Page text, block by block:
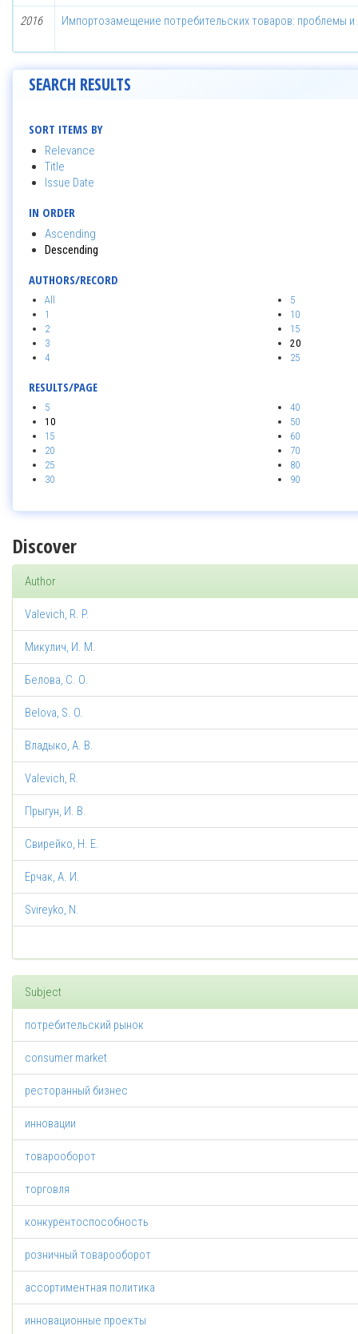
2016 Импортозамещение потребительских товаров: проблемы и
SEARCH RESULTS
SORT ITEMS BY
Relevance
Title
Issue Date
IN ORDER
Ascending
Descending
AUTHORS/RECORD
All
1
2
3
4
5
10
15
20
25
RESULTS/PAGE
5
10
15
20
25
30
40
50
60
70
80
90
Discover
Author
Valevich, R. P.
Микулич, И. М.
Белова, С. О.
Belova, S. O.
Владыко, А. В.
Valevich, R.
Прыгун, И. В.
Свирейко, Н. Е.
Ерчак, А. И.
Svireyko, N.
Subject
потребительский рынок
consumer market
ресторанный бизнес
инновации
товарооборот
торговля
конкурентоспособность
розничный товарооборот
ассортиментная политика
инновационные проекты